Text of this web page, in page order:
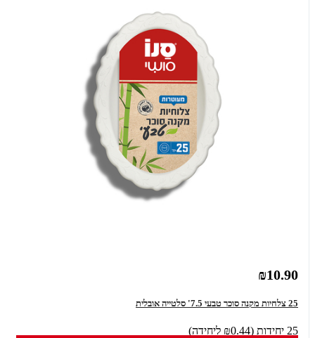
₪10.90
25 צלחיות מקנה סוכר טבעי 7.5' סלטייה אובלית
25 יחידות (₪0.44 ליחידה)